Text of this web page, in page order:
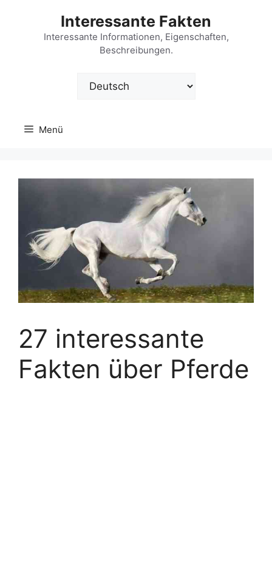
Interessante Fakten
Interessante Informationen, Eigenschaften,
Beschreibungen.
Sprache
auswählen
Menü
27 interessante
Fakten über Pferde